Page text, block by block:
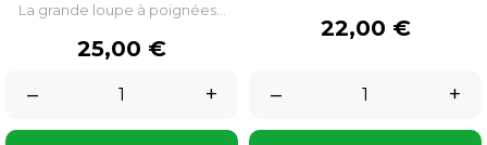
La grande loupe à poignées...
Prix
25,00 €
–
+
Prix
22,00 €
– +